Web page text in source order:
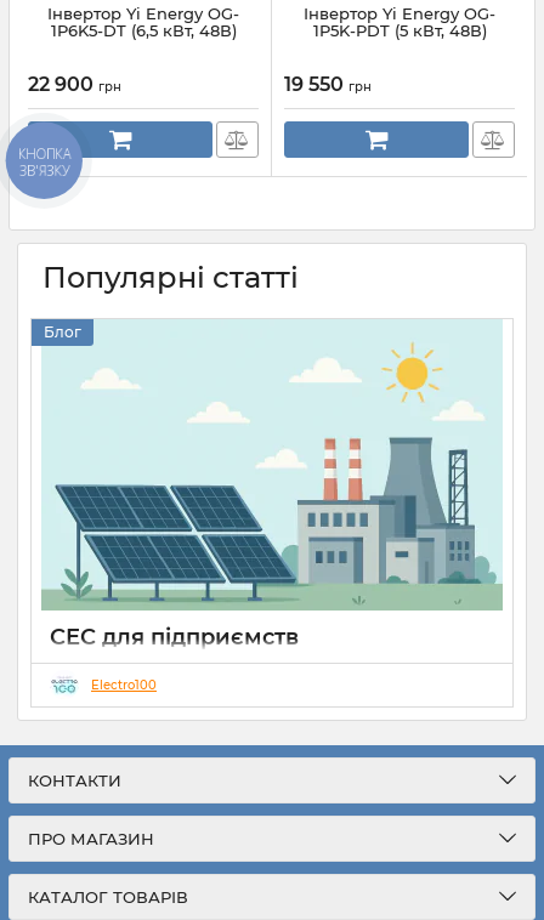
Інвертор Yi Energy OG-
1P6K5-DT (6,5 кВт, 48В)
22 900 грн
Інвертор Yi Energy OG-
1P5K-PDT (5 кВт, 48В)
19 550 грн
Популярні статті
Блог
СЕС для підприємств
На сьогоднішній день сонячна енергетика дуже часто
асоціюється з тематикою екології, менше з
прогресивністю, та технологіями, але разом з тим вона
задній план - економія!
Дійсно, якщо у вас приватний будинок, який споживає
150-220кВт на місяць, то СЕС буде радше проявом
наслідуванням модних трендів. Але якщо розглянути СЕС
Electro100
КОНТАКТИ
ПРО МАГАЗИН
КАТАЛОГ ТОВАРІВ
КНОПКА
ЗВ'ЯЗКУ